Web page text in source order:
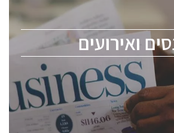
ואירועים
הסמיקונדקטור כולל מהנדסים,
ChipEx2026 will be held on May
conference is intended for
semiconductor industry,
professional experts, and